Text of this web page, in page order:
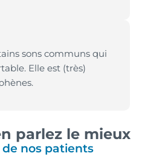
sons communs qui
Elle est (très)
parlez le mieux
nos patients